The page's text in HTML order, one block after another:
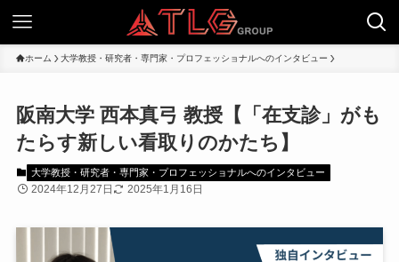
ホーム 大学教授・研究者・専門家・プロフェッショナルへのインタビュー
阪南大学 西本真弓 教授【「在支診」がも
たらす新しい看取りのかたち】
大学教授・研究者・専門家・プロフェッショナルへのインタビュー
2024年12月27日 2025年1月16日